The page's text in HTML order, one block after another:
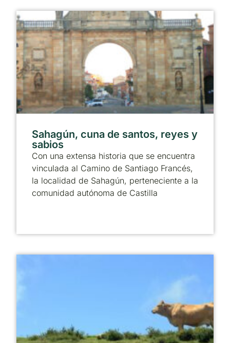
Sahagún, cuna de santos, reyes y
sabios
Con una extensa historia que se encuentra
vinculada al Camino de Santiago Francés,
la localidad de Sahagún, perteneciente a la
comunidad autónoma de Castilla